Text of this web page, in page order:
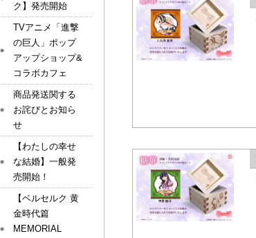
ク】発売開始
TVアニメ「進撃
の巨人」ポップ
アップショップ&
コラボカフェ
商品発送関する
お詫びとお知ら
せ
【わたしの幸せ
な結婚】一般発
売開始！
【ベルセルク 黄
金時代篇
MEMORIAL